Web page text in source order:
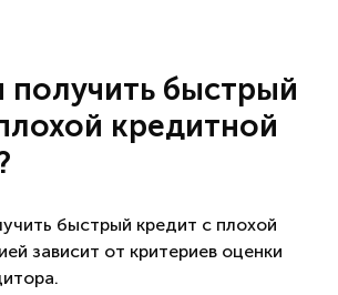
быстрый
кредитной
быстрый кредит с плохой
зависит от критериев оценки